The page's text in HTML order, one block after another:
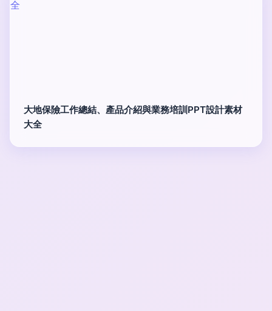
大地保險工作總結、產品介紹與業務培訓PPT設計素材
大全